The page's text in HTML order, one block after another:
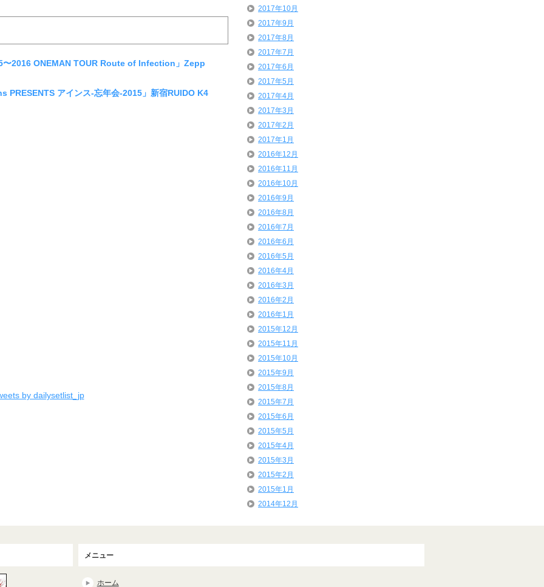
〜2016 ONEMAN TOUR Route of Infection」Zepp
PRESENTS アインス-忘年会-2015」新宿RUIDO K4
by dailysetlist_jp
2017年10月
2017年9月
2017年8月
2017年7月
2017年6月
2017年5月
2017年4月
2017年3月
2017年2月
2017年1月
2016年12月
2016年11月
2016年10月
2016年9月
2016年8月
2016年7月
2016年6月
2016年5月
2016年4月
2016年3月
2016年2月
2016年1月
2015年12月
2015年11月
2015年10月
2015年9月
2015年8月
2015年7月
2015年6月
2015年5月
2015年4月
2015年3月
2015年2月
2015年1月
2014年12月
メニュー
ホーム